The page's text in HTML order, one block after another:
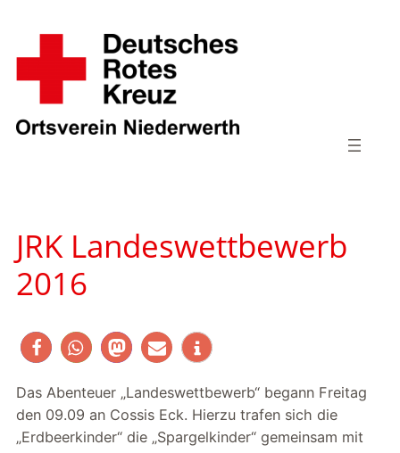
Inhalt
springen
JRK Landeswettbewerb
2016
Das Abenteuer „Landeswettbewerb“ begann Freitag
den 09.09 an Cossis Eck. Hierzu trafen sich die
„Erdbeerkinder“ die „Spargelkinder“ gemeinsam mit